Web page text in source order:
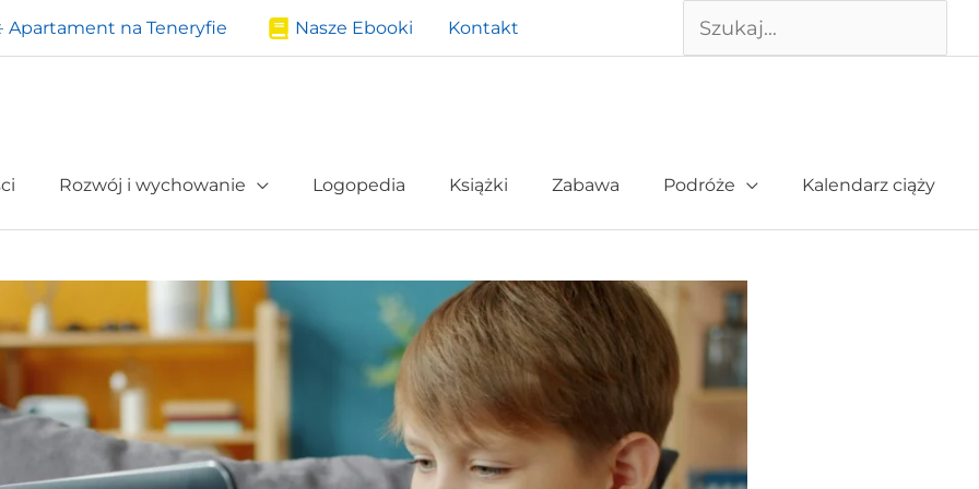
Apartament na Teneryfie Nasze Ebooki Kontakt Szukaj
Rozwój i wychowanie Logopedia Książki Zabawa Podróże Kalendarz ciąży